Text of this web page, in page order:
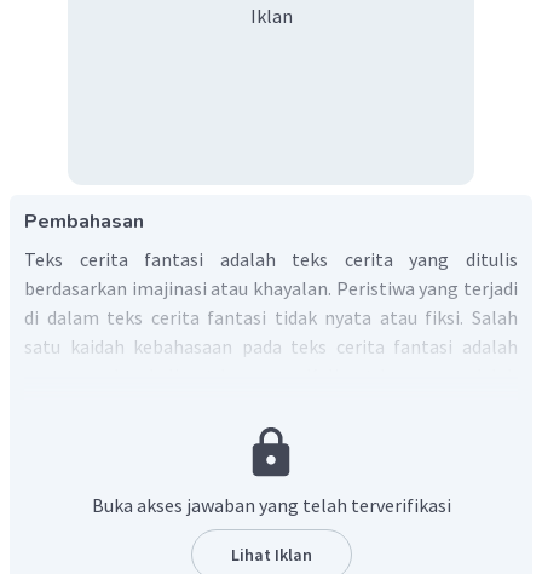
Iklan
Pembahasan
Teks cerita fantasi adalah teks cerita yang ditulis
berdasarkan imajinasi atau khayalan. Peristiwa yang terjadi
di dalam teks cerita fantasi tidak nyata atau fiksi. Salah
satu kaidah kebahasaan pada teks cerita fantasi adalah
sama persis dengan apa yang diucapkannya. Selain kalimat
langsung, ada juga kalimat tidak langsung, yaitu kalimat
kalimat berita. Ciri-ciri kalimat tidak langsung sebagai
Buka akses jawaban yang telah terverifikasi
Lihat Iklan